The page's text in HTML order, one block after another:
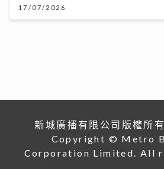
17/07/2026
新城廣播有限公司版權所
Copyright © Metro
Corporation Limited. All